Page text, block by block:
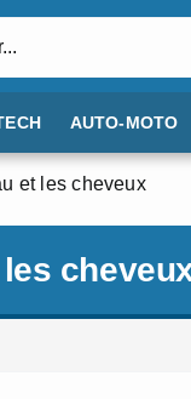
AUTO-MOTO
et les cheveux